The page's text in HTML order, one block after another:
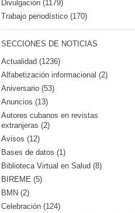
Divulgación (1179)
Trabajo periodístico (170)
SECCIONES DE NOTICIAS
Actualidad (1236)
Alfabetización informacional (2)
Aniversario (53)
Anuncios (13)
Autores cubanos en revistas
extranjeras (2)
Avisos (12)
Bases de datos (1)
Biblioteca Virtual en Salud (8)
BIREME (5)
BMN (2)
Celebración (124)